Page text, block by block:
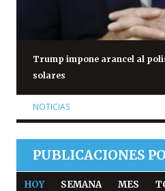
Trump impone arancel al
solares
NOTICIAS
PUBLICACIONES
HOY SEMANA MES